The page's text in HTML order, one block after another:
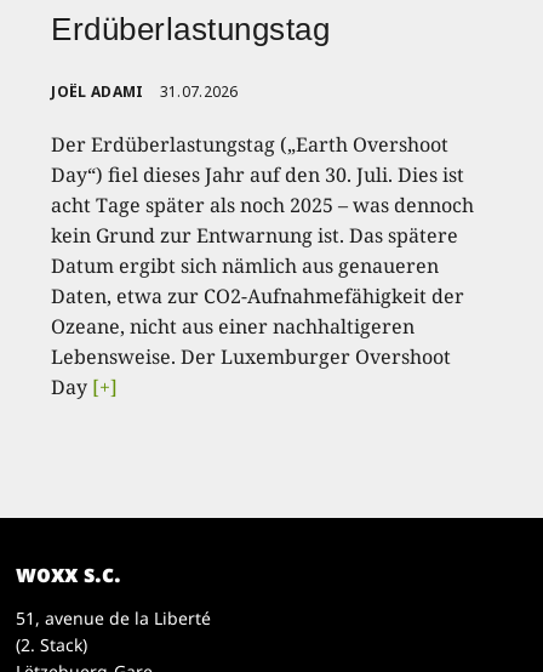
Erdüberlastungstag
JOËL ADAMI 31.07.2026
Der Erdüberlastungstag („Earth Overshoot
Day“) fiel dieses Jahr auf den 30. Juli. Dies ist
acht Tage später als noch 2025 – was dennoch
kein Grund zur Entwarnung ist. Das spätere
Datum ergibt sich nämlich aus genaueren
Daten, etwa zur CO2-Aufnahmefähigkeit der
Ozeane, nicht aus einer nachhaltigeren
Lebensweise. Der Luxemburger Overshoot
Day [+]
woxx s.c.
51, avenue de la Liberté
(2. Stack)